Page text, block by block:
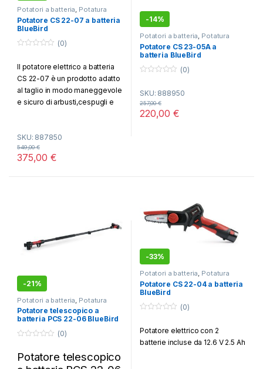
Potatori a batteria, Potatura
Potatore CS 22-07 a batteria
BlueBird
o
f
5
(0)
Il potatore elettrico a batteria
CS 22-07 è un prodotto adatto
al taglio in modo maneggevole
e sicuro di arbusti,cespugli e
SKU: 887850
375,00€
549,00€
-14%
Potatori a batteria, Potatura
Potatore CS 23-05A a
batteria BlueBird
u
t
o
f
(0)
SKU: 888950
220,00€
257,00€
-21%
Potatori a batteria Potatura
Potatore telescopico a
batteria PCS 22-06 BlueBird
u
(0)
Potatore telescopico
-33%
Potatori a batteria, Potatura
Potatore CS 22-04 a batteria
BlueBird
u
o
(0)
Potatore elettrico con 2
batterie incluse da 12.6 V 2.5 Ah